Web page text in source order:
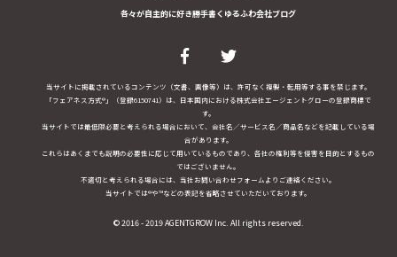
各々が自主的に好き勝手書くゆるふわ会社ブログ
当サイトに掲載されているコンテンツ（文書、画像等）は、許可なく複製・転用等する事を禁じます。
「フェアネス方式®」（登録6150741）は、日本国内における株式会社エージェントグローの登録商標で
す。
当サイトでは最低限必要と考えられる場合において、会社名／サービス名／商品名などを記載している場
合があります。
これらはあくまでも説明の必要性に応じて用いているものであり、各社の権利等を侵害を目的とするもの
ではございません。
不適切と考えられる場合には、当社お問い合わせフォームよりご連絡ください。
当サイトでは®や™などの表記を省略させていただいております。
© 2016 - 2019 AGENTGROW Inc. All rights reserved.